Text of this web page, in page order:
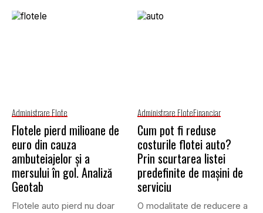
Administrare Flote
Flotele pierd milioane de
euro din cauza
ambuteiajelor și a
mersului în gol. Analiză
Geotab
Flotele auto pierd nu doar
Administrare FloteFinanciar
Cum pot fi reduse
costurile flotei auto?
Prin scurtarea listei
predefinite de mașini de
serviciu
O modalitate de reducere a